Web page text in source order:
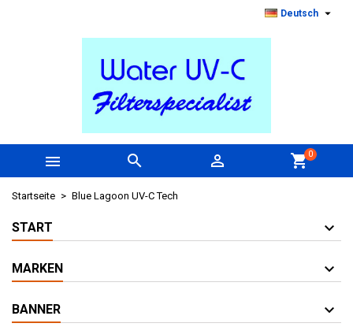
Deutsch 
   shopping_cart0
Startseite Blue Lagoon UV-C Tech
START
MARKEN
BANNER